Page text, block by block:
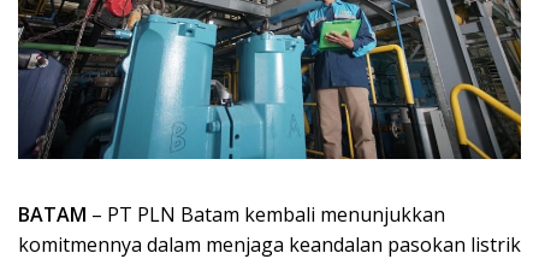
BATAM – PT PLN Batam kembali menunjukkan
komitmennya dalam menjaga keandalan pasokan listrik